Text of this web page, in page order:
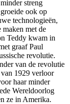
streng
ook op
technologieën,
met de
Teddy kwam in
graaf Paul
revolutie.
van de revolutie
1929 verloor
haar minder
Wereldoorlog
ze in Amerika.